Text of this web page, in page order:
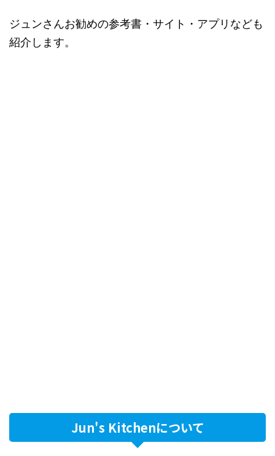
ジュンさんお勧めの参考書・サイト・アプリなども
紹介します。
Jun's Kitchenについて